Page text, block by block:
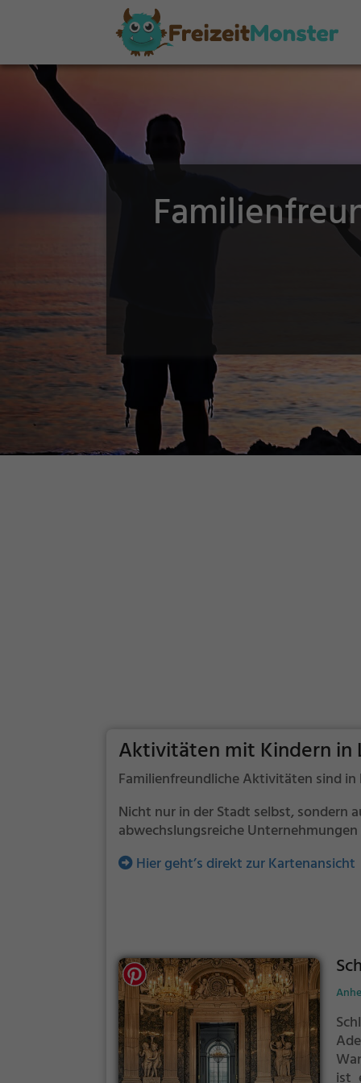
Aktivitäten mit Kindern in
Familienfreundliche Aktivitäten sind
Nicht nur in der Stadt selbst, sondern
abwechslungsreiche
Hier geht’s direkt zur Kartenansicht